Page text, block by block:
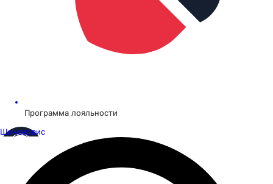
Программа лояльности
Шинсервис